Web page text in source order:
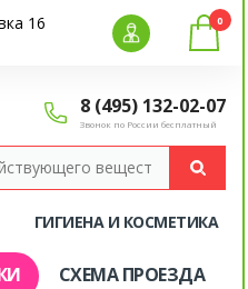
16
8 (495) 132-02-07
Звонок по России бесплатный
0
ГИГИЕНА И КОСМЕТИКА
СХЕМА ПРОЕЗДА